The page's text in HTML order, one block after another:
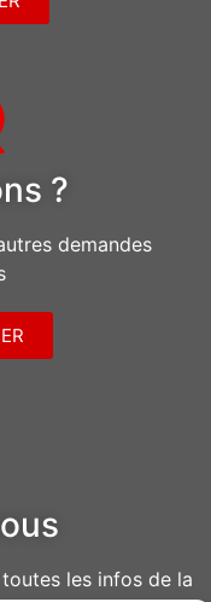
?
demandes
les infos de la